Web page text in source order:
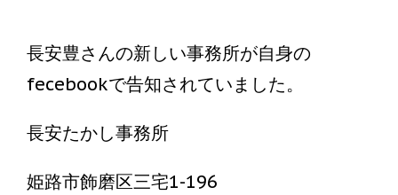
長安豊さんの新しい事務所が自身の
fecebookで告知されていました。
長安たかし事務所
姫路市飾磨区三宅1-196